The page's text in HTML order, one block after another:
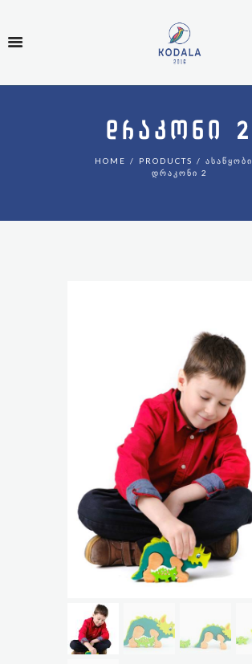
ᲓᲠᲐᲙᲝᲜᲘ 2
HOME PRODUCTS
ᲐᲡᲐᲬᲧᲝᲑᲘ
ᲓᲠᲐᲙᲝᲜᲘ 2